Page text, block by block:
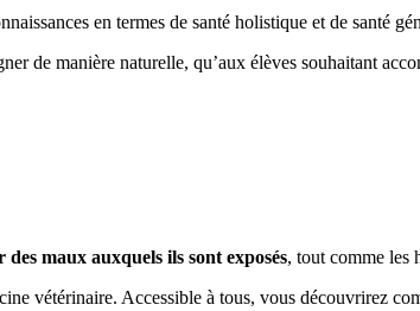
en termes de santé holistique et de santé
de manière naturelle, qu’aux élèves souhaitant
des maux auxquels ils sont exposés, tout comme les
vétérinaire. Accessible à tous, vous découvrirez